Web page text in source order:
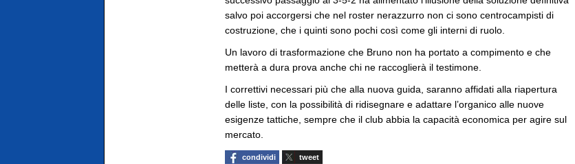
salvo poi accorgersi che nel roster nerazzurro non ci sono centrocampisti di
costruzione, che i quinti sono pochi così come gli interni di ruolo.
Un lavoro di trasformazione che Bruno non ha portato a compimento e che
metterà a dura prova anche chi ne raccoglierà il testimone.
I correttivi necessari più che alla nuova guida, saranno affidati alla riapertura
delle liste, con la possibilità di ridisegnare e adattare l’organico alle nuove
esigenze tattiche, sempre che il club abbia la capacità economica per agire sul
mercato.
condividi tweet